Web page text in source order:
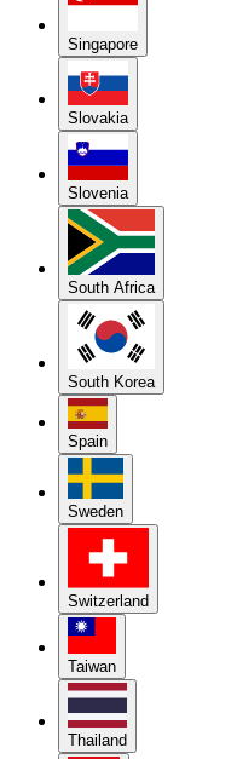
Singapore
Slovakia
Slovenia
South Africa
South Korea
Spain
Sweden
Switzerland
Taiwan
Thailand